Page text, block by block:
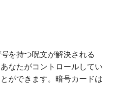
を持つ呪文が解決される
なたがコントロールしてい
ができます。暗号カードは